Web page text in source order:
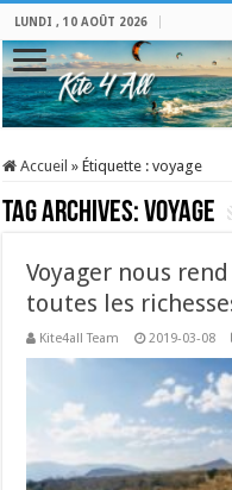
LUNDI , 10 AOÛT 2026
Accueil » Étiquette :voyage
Tag Archives:voyage
Voyager nous
toutes les
Kite4all Team 2019-03-08